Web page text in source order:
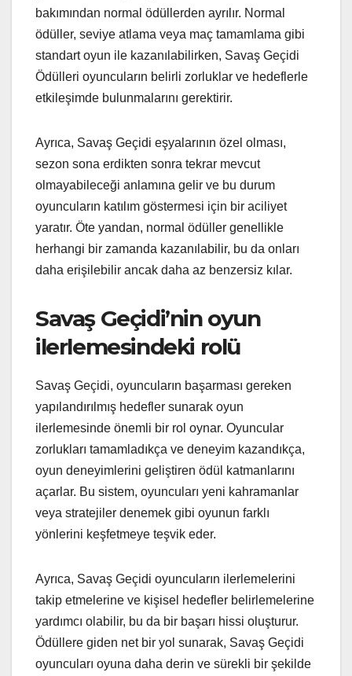
bakımından normal ödüllerden ayrılır. Normal
ödüller, seviye atlama veya maç tamamlama gibi
standart oyun ile kazanılabilirken, Savaş Geçidi
Ödülleri oyuncuların belirli zorluklar ve hedeflerle
etkileşimde bulunmalarını gerektirir.
Ayrıca, Savaş Geçidi eşyalarının özel olması,
sezon sona erdikten sonra tekrar mevcut
olmayabileceği anlamına gelir ve bu durum
oyuncuların katılım göstermesi için bir aciliyet
yaratır. Öte yandan, normal ödüller genellikle
herhangi bir zamanda kazanılabilir, bu da onları
daha erişilebilir ancak daha az benzersiz kılar.
Savaş Geçidi’nin oyun
ilerlemesindeki rolü
Savaş Geçidi, oyuncuların başarması gereken
yapılandırılmış hedefler sunarak oyun
ilerlemesinde önemli bir rol oynar. Oyuncular
zorlukları tamamladıkça ve deneyim kazandıkça,
oyun deneyimlerini geliştiren ödül katmanlarını
açarlar. Bu sistem, oyuncuları yeni kahramanlar
veya stratejiler denemek gibi oyunun farklı
yönlerini keşfetmeye teşvik eder.
Ayrıca, Savaş Geçidi oyuncuların ilerlemelerini
takip etmelerine ve kişisel hedefler belirlemelerine
yardımcı olabilir, bu da bir başarı hissi oluşturur.
Ödüllere giden net bir yol sunarak, Savaş Geçidi
oyuncuları oyuna daha derin ve sürekli bir şekilde